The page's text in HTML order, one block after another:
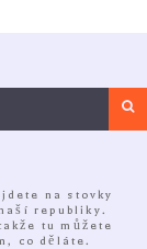
na stovky
republiky.
tu můžete
co děláte.